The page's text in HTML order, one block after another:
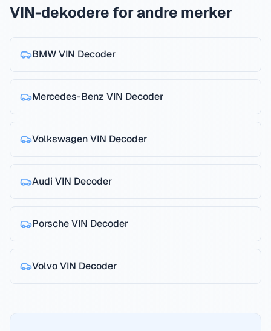
VIN-dekodere for andre merker
BMWVIN Decoder
Mercedes-Benz VIN Decoder
VolkswagenVIN Decoder
Audi VIN Decoder
PorscheVIN Decoder
VolvoVIN Decoder